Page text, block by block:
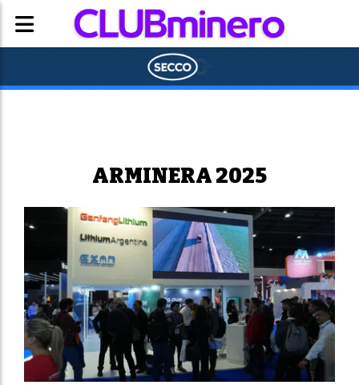
ARMINERA 2025